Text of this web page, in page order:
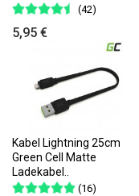
(42)
5,95 €
Kabel Lightning 25cm
Green Cell Matte
Ladekabel..
(16)